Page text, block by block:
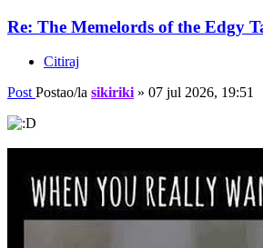
Re: The Memelords of the Edgy
Citiraj
Post Postao/la sikiriki » 07 jul 2026, 19:51